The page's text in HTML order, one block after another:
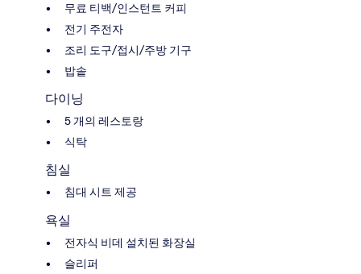
무료 티백/인스턴트 커피
전기 주전자
조리 도구/접시/주방 기구
밥솥
다이닝
5 개의 레스토랑
식탁
침실
침대 시트 제공
욕실
전자식 비데 설치된 화장실
슬리퍼